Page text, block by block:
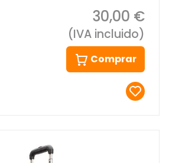
30,00 €
(IVA incluido)
Comprar